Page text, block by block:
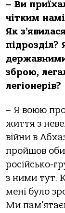
– Ви
чітким
Як
підрозділ?
зброю,
легіонерів?
– Я воюю
життя з
війни в
пройшов
російсько-
з ними тут.
мені було
Ми